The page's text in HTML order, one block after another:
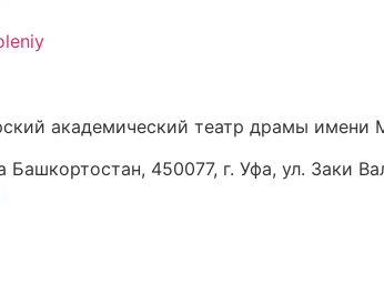
академический театр драмы имени
Башкортостан, 450077, г. Уфа, ул. Заки